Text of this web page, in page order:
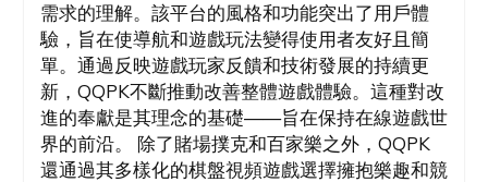
需求的理解。該平台的風格和功能突出了用戶體
驗，旨在使導航和遊戲玩法變得使用者友好且簡
單。通過反映遊戲玩家反饋和技術發展的持續更
新，QQPK不斷推動改善整體遊戲體驗。這種對改
進的奉獻是其理念的基礎——旨在保持在線遊戲世
界的前沿。 除了賭場撲克和百家樂之外，QQPK
還通過其多樣化的棋盤視頻遊戲選擇擁抱樂趣和競